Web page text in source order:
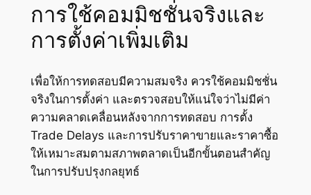
การใช้คอมมิชชั่นจริงและ
การตั้งค่าเพิ่มเติม
เพื่อให้การทดสอบมีความสมจริง ควรใช้คอมมิชชั่น
จริงในการตั้งค่า และตรวจสอบให้แน่ใจว่าไม่มีค่า
ความคลาดเคลื่อนหลังจากการทดสอบ การตั้ง
Trade Delays และการปรับราคาขายและราคาซื้อ
ให้เหมาะสมตามสภาพตลาดเป็นอีกขั้นตอนสำคัญ
ในการปรับปรุงกลยุทธ์